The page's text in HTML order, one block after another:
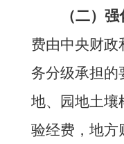
（二）
费由中央财政
务分级承担的
地、园地土壤
验经费，地方